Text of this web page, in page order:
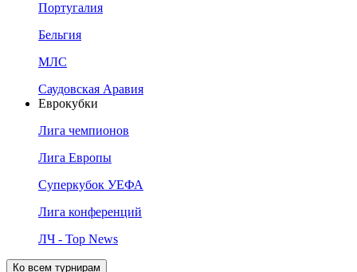
Португалия
Бельгия
МЛС
Саудовская Аравия
Еврокубки
Лига чемпионов
Лига Европы
Суперкубок УЕФА
Лига конференций
ЛЧ - Top News
Ко всем турнирам